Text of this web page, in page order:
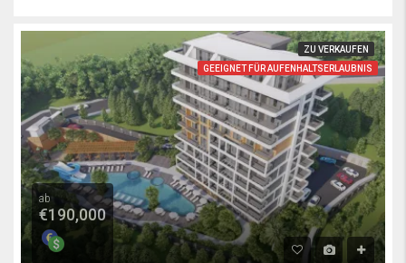
ZU VERKAUFEN
GEEIGNET FÜR AUFENHALTSERLAUBNIS
ab
€190,000